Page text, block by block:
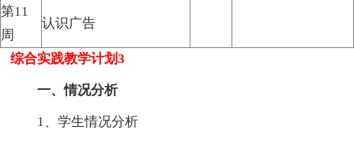
第11
周
认识广告
综合实践教学计划3
一、情况分析
1、学生情况分析